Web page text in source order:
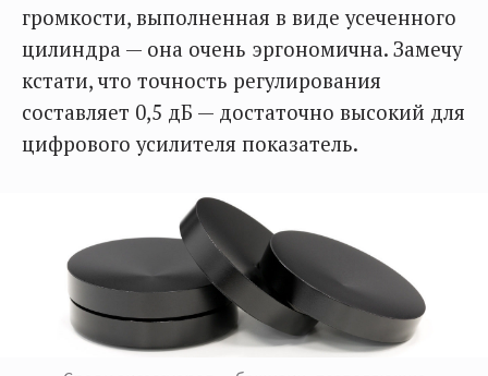
громкости, выполненная в виде усеченного
цилиндра — она очень эргономична. Замечу
кстати, что точность регулирования
составляет 0,5 дБ — достаточно высокий для
цифрового усилителя показатель.